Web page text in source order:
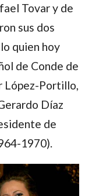
Tovar y de
sus dos
quien hoy
de Conde de
López-Portillo
Díaz
de
1970).